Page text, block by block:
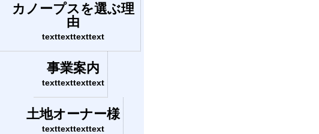
カノープスを選ぶ理
由
texttexttexttext
事業案内
texttexttexttext
土地オーナー様
texttexttexttext